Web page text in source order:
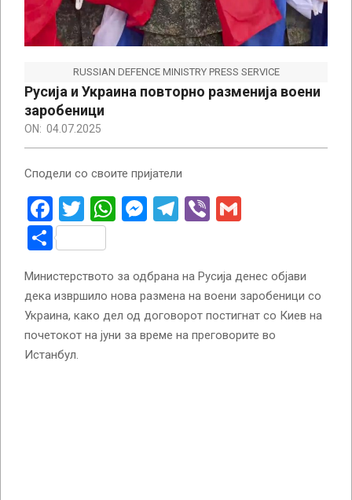
RUSSIAN DEFENCE MINISTRY PRESS SERVICE
Русија и Украина повторно разменија воени
заробеници
ON: 04.07.2025
Сподели со своите пријатели
Facebook
Twitter
WhatsApp
Messenger
Telegram
Viber
Share
Министерството за одбрана на Русија денес објави
дека извршило нова размена на воени заробеници со
Украина, како дел од договорот постигнат со Киев на
почетокот на јуни за време на преговорите во
Истанбул.